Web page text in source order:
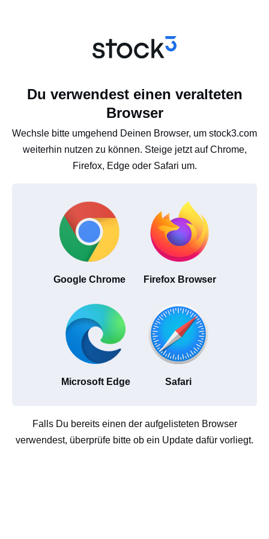
Du verwendest einen veralteten
Browser
Wechsle bitte umgehend Deinen Browser, um stock3.com
weiterhin nutzen zu können. Steige jetzt auf Chrome,
Firefox, Edge oder Safari um.
Google Chrome Firefox Browser
Microsoft Edge Safari
Falls Du bereits einen der aufgelisteten Browser
verwendest, überprüfe bitte ob ein Update dafür vorliegt.